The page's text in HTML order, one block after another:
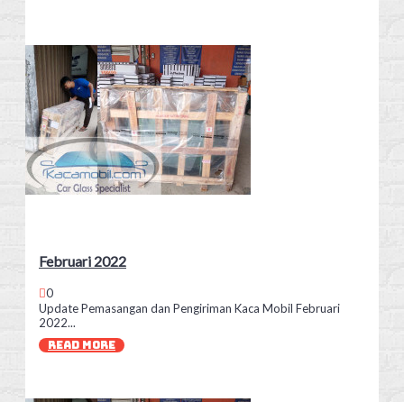
Februari 2022
0
Update Pemasangan dan Pengiriman Kaca Mobil Februari
2022...
READ MORE